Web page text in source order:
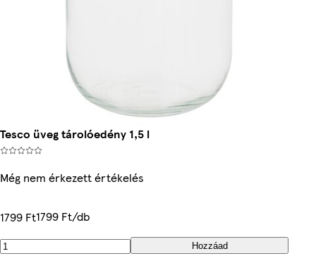
Tesco üveg tárolóedény 1,5 l
Még nem érkezett értékelés
1799 Ft1799 Ft/db
Hozzáad